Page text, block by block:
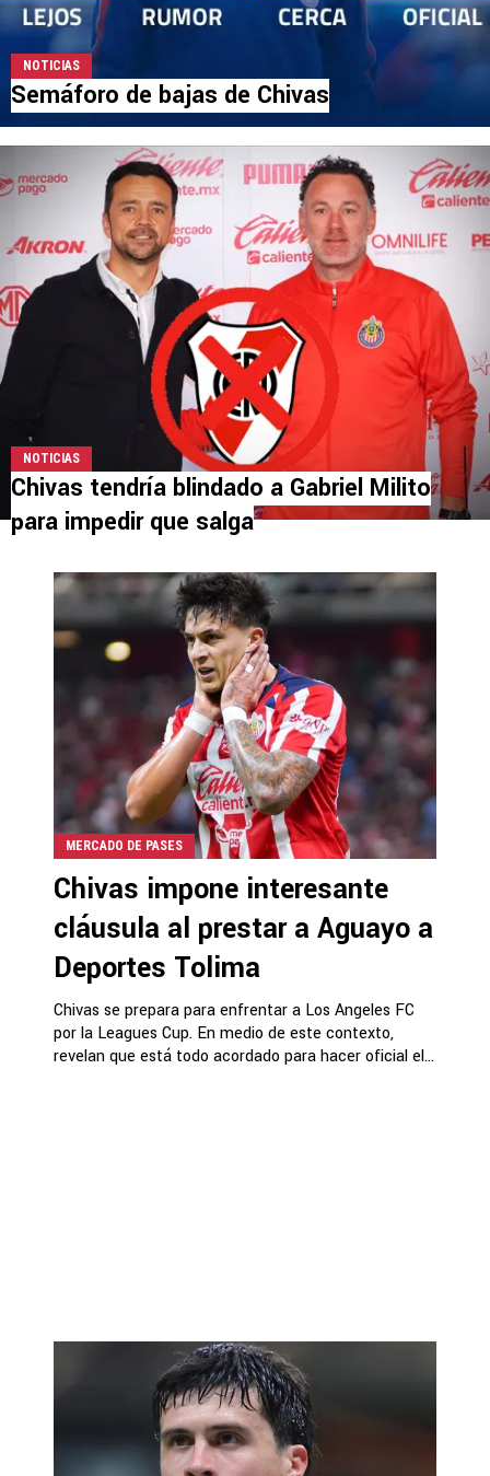
NOTICIAS
Semáforo de bajas de Chivas
NOTICIAS
Chivas tendría blindado a Gabriel Milito
para impedir que salga
MERCADO DE PASES
Chivas impone interesante
cláusula al prestar a Aguayo a
Deportes Tolima
Chivas se prepara para enfrentar a Los Angeles FC
por la Leagues Cup. En medio de este contexto,
revelan que está todo acordado para hacer oficial el...